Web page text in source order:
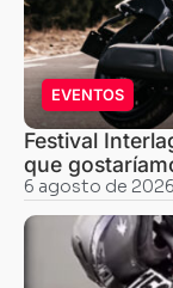
EVENTOS
Festival
que
6 agosto de 2026